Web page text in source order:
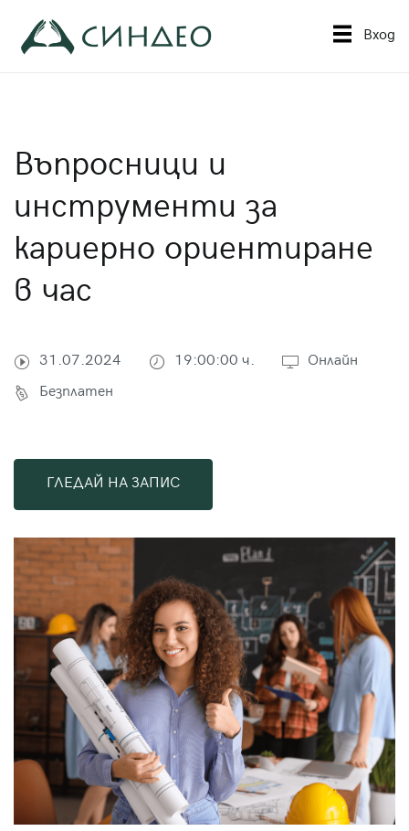
съдържанието
Вход
Въпросници и
инструменти за
кариерно ориентиране
в час
31.07.2024 19:00:00 ч. Онлайн
Безплатен
ГЛЕДАЙ НА ЗАПИС